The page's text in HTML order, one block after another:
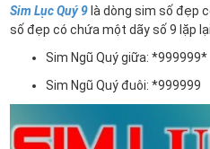
Sim Lục Quý 9 là dòng sim số đẹp
số đẹp có chứa một dãy số 9 lặp
Sim Ngũ Quý giữa: *999999*
Sim Ngũ Quý đuôi: *999999